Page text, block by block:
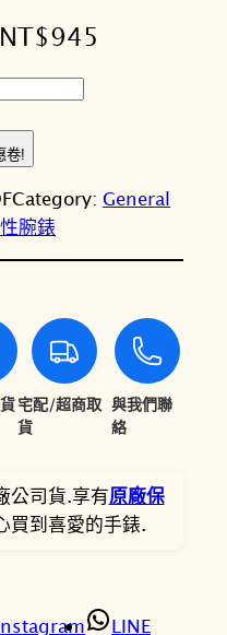
原
NT$945
：
T
5
卷!
Category: General
腕錶
宅配/超商取
貨
與我們聯
絡
公司貨.享有原廠保
買到喜愛的手錶.
LINE